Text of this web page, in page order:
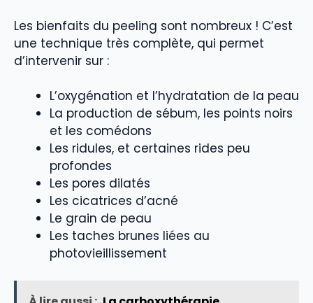
Les bienfaits du peeling sont nombreux ! C’est
une technique très complète, qui permet
d’intervenir sur :
L’oxygénation et l’hydratation de la peau
La production de sébum, les points noirs
et les comédons
Les ridules, et certaines rides peu
profondes
Les pores dilatés
Les cicatrices d’acné
Le grain de peau
Les taches brunes liées au
photovieillissement